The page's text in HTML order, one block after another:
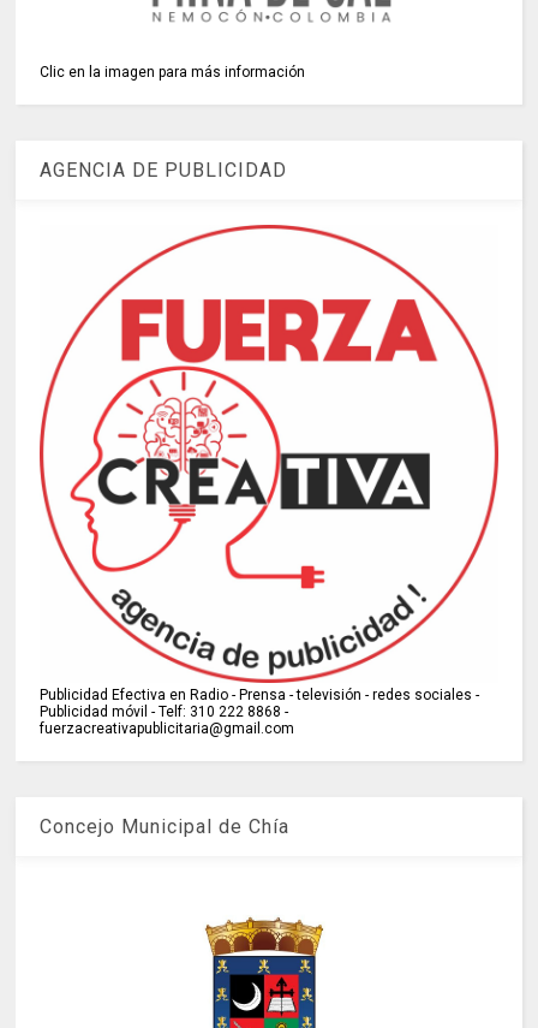
Clic en la imagen para más información
AGENCIA DE PUBLICIDAD
Publicidad Efectiva en Radio - Prensa - televisión - redes sociales -
Publicidad móvil - Telf: 310 222 8868 -
fuerzacreativapublicitaria@gmail.com
Concejo Municipal de Chía